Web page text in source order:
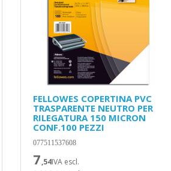
FELLOWES COPERTINA PVC
TRASPARENTE NEUTRO PER
RILEGATURA 150 MICRON
CONF.100 PEZZI
077511537608
7,54IVA escl.